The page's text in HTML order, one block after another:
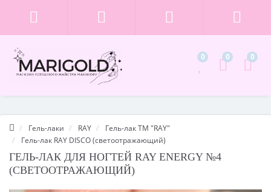
0 0 0
Гель-лаки RAY
Гель-лак ТМ "RAY"
Гель-лак RAY DISCO (светоотражающий)
ГЕЛЬ-ЛАК ДЛЯ НОГТЕЙ RAY ENERGY №4
(СВЕТООТРАЖАЮЩИЙ)